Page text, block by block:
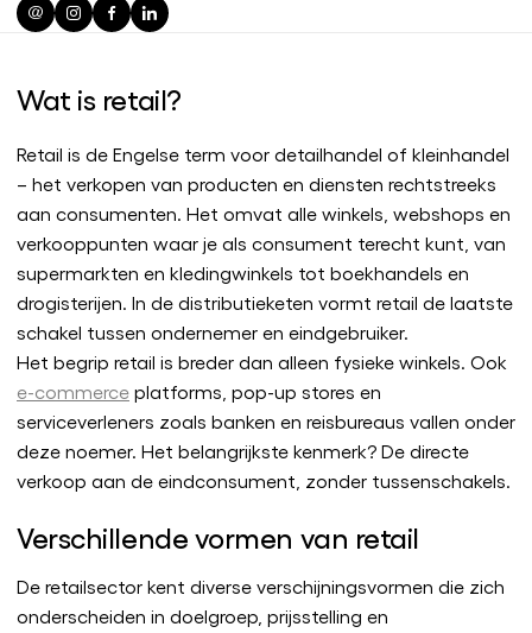
Wat is retail?
Retail is de Engelse term voor detailhandel of kleinhandel
– het verkopen van producten en diensten rechtstreeks
aan consumenten. Het omvat alle winkels, webshops en
verkooppunten waar je als consument terecht kunt, van
supermarkten en kledingwinkels tot boekhandels en
drogisterijen. In de distributieketen vormt retail de laatste
schakel tussen ondernemer en eindgebruiker.
Het begrip retail is breder dan alleen fysieke winkels. Ook
e-commerce platforms, pop-up stores en
serviceverleners zoals banken en reisbureaus vallen onder
deze noemer. Het belangrijkste kenmerk? De directe
verkoop aan de eindconsument, zonder tussenschakels.
Verschillende vormen van retail
De retailsector kent diverse verschijningsvormen die zich
onderscheiden in doelgroep, prijsstelling en